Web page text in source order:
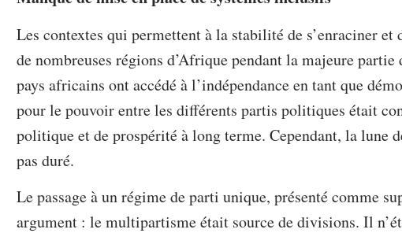
Les contextes qui permettent à la stabilité de s’enraciner et
de nombreuses régions d’Afrique pendant la majeure
pays africains ont accédé à l’indépendance en tant que
pour le pouvoir entre les différents partis politiques était
politique et de prospérité à long terme. Cependant, la lune
pas duré.
Le passage à un régime de parti unique, présenté comme
argument : le multipartisme était source de divisions. Il